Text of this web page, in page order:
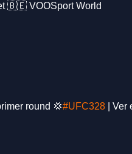
🇧🇪 VOOSport World
round 💢#UFC328 | Ver